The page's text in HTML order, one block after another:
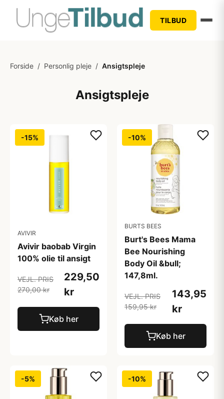
TILBUD
Forside / Personlig pleje / Ansigtspleje
Ansigtspleje
-15%
AVIVIR
Avivir baobab Virgin
100% olie til ansigt
VEJL. PRIS
270,00 kr
229,50
kr
Køb her
-10%
BURTS BEES
Burt's Bees Mama
Bee Nourishing
Body Oil &bull;
147,8ml.
VEJL. PRIS
159,95 kr
143,95
kr
Køb her
-5% -10%